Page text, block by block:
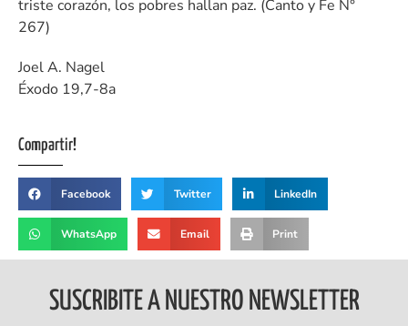
triste corazón, los pobres hallan paz. (Canto y Fe N°
267)
Joel A. Nagel
Éxodo 19,7-8a
Compartir!
Facebook Twitter LinkedIn
WhatsApp Email Print
SUSCRIBITE A NUESTRO NEWSLETTER